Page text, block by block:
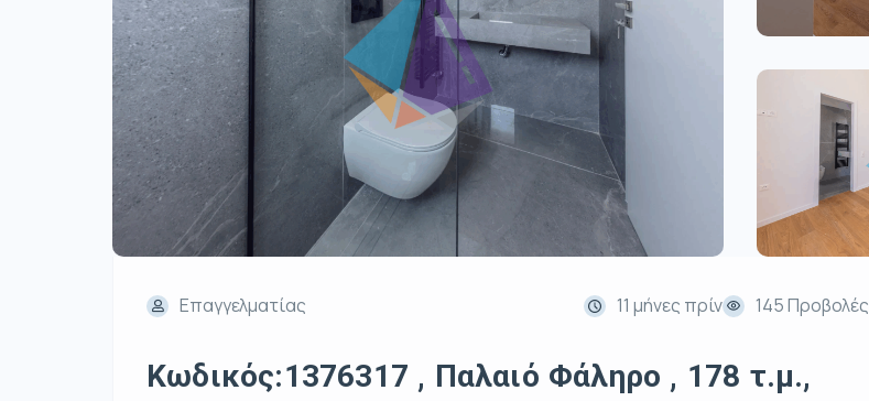
Επαγγελματίας 11 μήνες πρίν 145 Προβολές
Κωδικός:1376317 , Παλαιό Φάληρο , 178 τ.μ.,